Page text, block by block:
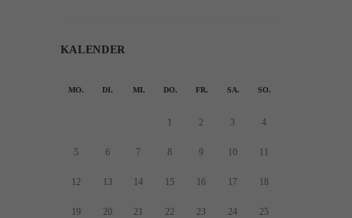
KALENDER
MO. DI. MI. DO. FR. SA. SO.
1 2 3 4
5 6 7 8 9 10 11
12 13 14 15 16 17 18
19 20 21 22 23 24 25